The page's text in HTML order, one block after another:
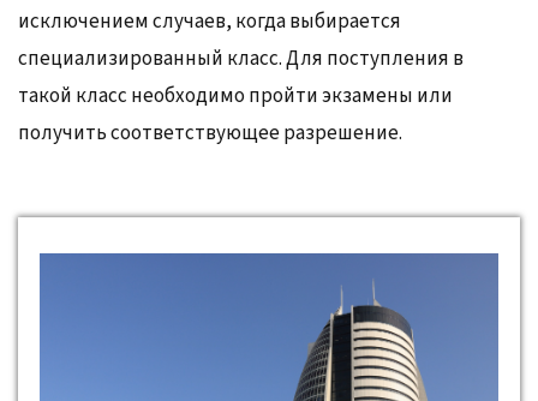
исключением случаев, когда выбирается
специализированный класс. Для поступления в
такой класс необходимо пройти экзамены или
получить соответствующее разрешение.